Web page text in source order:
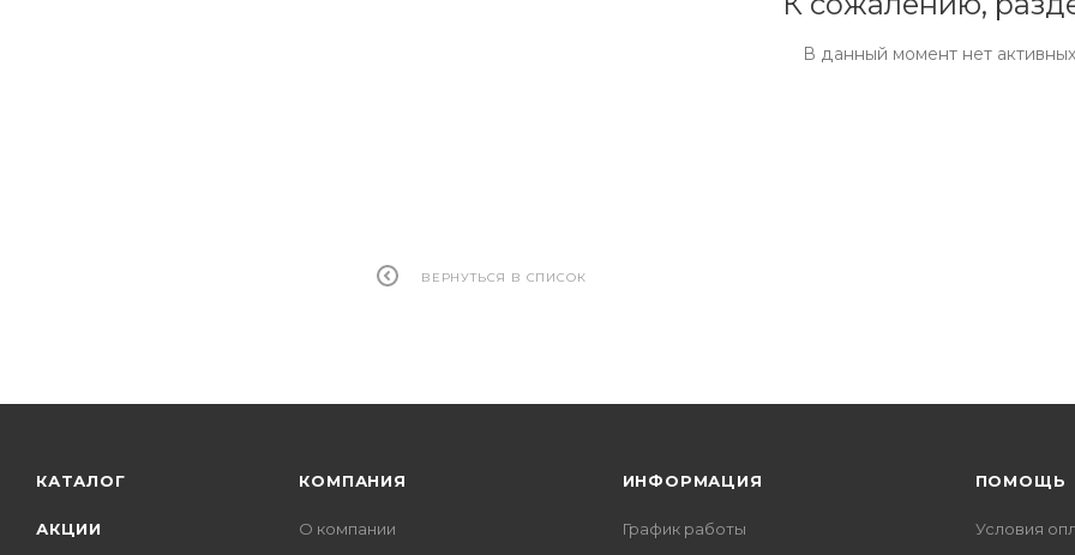
В данный момент нет
ВЕРНУТЬСЯ В СПИСОК
КАТАЛОГ
АКЦИИ
КОМПАНИЯ
О компании
ИНФОРМАЦИЯ
График работы
ПОМОЩЬ
Условия